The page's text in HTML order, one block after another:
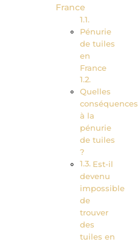
France
Pénurie
de tuiles
en
France
Quelles
conséquences
à la
pénurie
de tuiles
?
Est-il
devenu
impossible
de
trouver
des
tuiles en